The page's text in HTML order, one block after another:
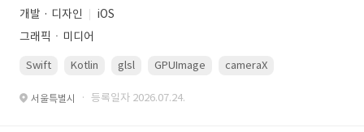
개발 · 디자인
iOS
그래픽ㆍ미디어
Swift Kotlin glsl GPUImage cameraX
서울특별시 · 등록일자 2026.07.24.